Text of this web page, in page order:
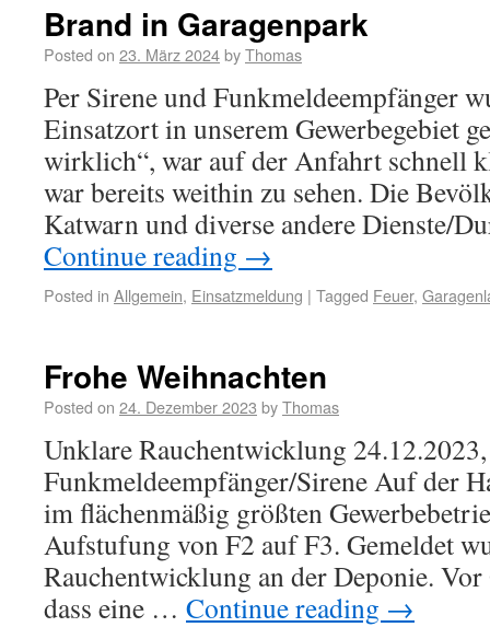
Brand in Garagenpark
Posted on 23. März 2024byThomas
Per Sirene und Funkmeldeempfänger
Einsatzort in unserem Gewerbegebiet
wirklich“, war auf der Anfahrt schnell
war bereits weithin zu sehen. Die
Katwarn und diverse andere Dienste/
Continue reading →
Posted in Allgemein, Einsatzmeldung | Tagged Feuer,
Frohe Weihnachten
Posted on 24. Dezember 2023 byThomas
Unklare Rauchentwicklung
Funkmeldeempfänger/Sirene Auf der
im flächenmäßig größten
Aufstufung von F2 auf F3. Gemeldet
Rauchentwicklung an der Deponie.
dass eine … Continue reading →